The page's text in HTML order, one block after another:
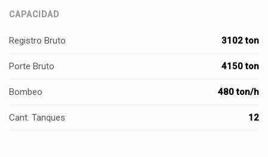
CAPACIDAD
Registro Bruto 3102 ton
Porte Bruto 4150 ton
Bombeo 480 ton/h
Cant. Tanques 12